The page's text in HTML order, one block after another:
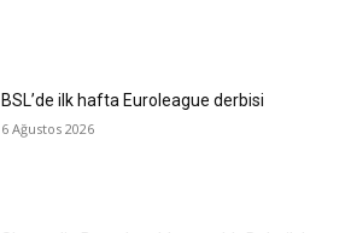
BSL’de ilk hafta Euroleague derbisi
6 Ağustos 2026